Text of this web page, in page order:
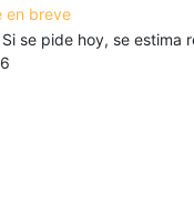
en breve
se pide hoy, se estima